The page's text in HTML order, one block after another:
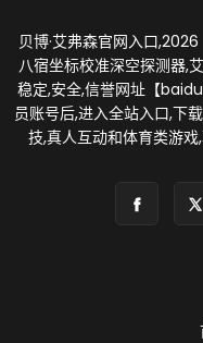
贝博·艾弗森官网入口
八宿坐标校准深空探测器,
稳定,安全,信誉网址【
员账号后,进入全站入口,下
技,真人互动和体育类游戏